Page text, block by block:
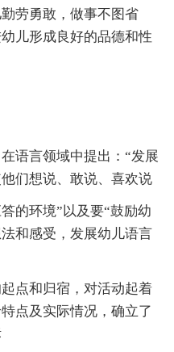
劳勇敢，做事不图省
儿形成良好的品德和性
语言领域中提出：“发展
们想说、敢说、喜欢说
的环境”以及要“鼓励幼
和感受，发展幼儿语言
点和归宿，对活动起着
点及实际情况，确立了